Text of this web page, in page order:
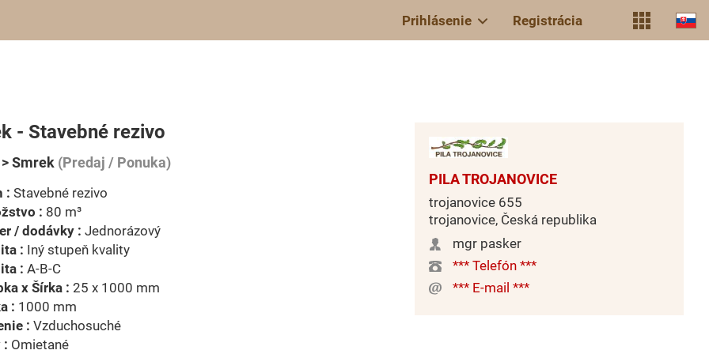
Prihlásenie Registrácia
- Stavebné rezivo
Smrek (Predaj / Ponuka)
: Stavebné rezivo
: 80 m³
/ dodávky : Jednorázový
: Iný stupeň kvality
: A-B-C
x Šírka : 25 x 1000 mm
: 1000 mm
: Vzduchosuché
: Omietané
PILA TROJANOVICE
trojanovice 655
trojanovice, Česká republika
mgr pasker
*** Telefón ***
*** E-mail ***